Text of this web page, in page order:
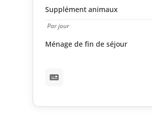
Supplément animaux
Par jour
Ménage de fin de séjour